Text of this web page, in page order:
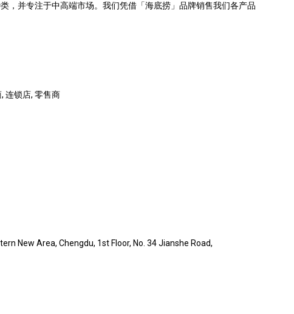
，并专注于中高端市场。我们凭借「海底捞」品牌销售我们各产品
连锁店, 零售商
New Area, Chengdu, 1st Floor, No. 34 Jianshe Road,